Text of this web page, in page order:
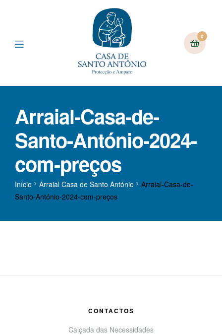
0
Arraial-Casa-de-
Santo-António-2024-
com-preços
Início Arraial Casa de Santo António
Arraial-Casa-de-
Santo-António-2024-com-preços
CONTACTOS
Calçada das Necessidades